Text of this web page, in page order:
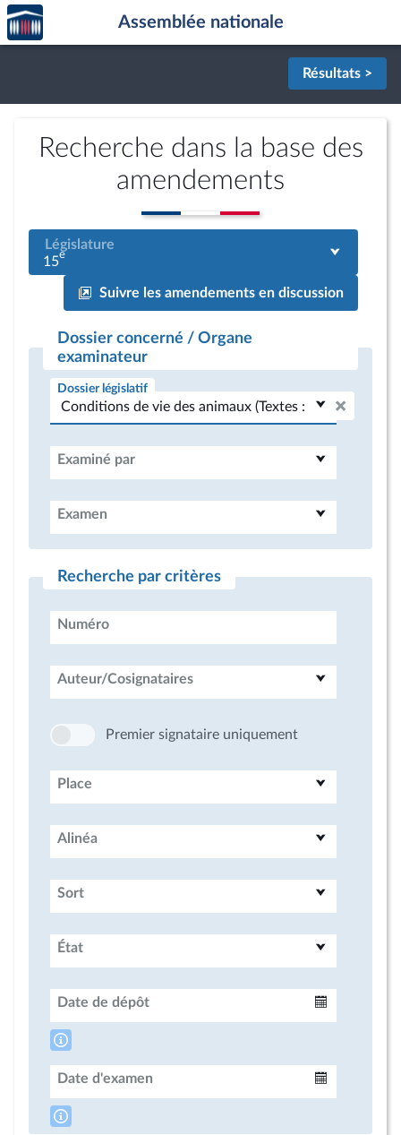
Aller au contenu
Aller en bas de la page
Accèder
à la
page
Assemblée nationale
Résultats >
Recherche dans la base des
amendements
Législature
15e
Suivre les amendements en discussion
Dossier concerné / Organe
examinateur
Dossier législatif
Examiné par
Examen
Recherche par critères
Numéro
Auteur/Cosignataires
Premier signataire uniquement
Place
Alinéa
Sort
État
Date de dépôt
Date d'examen